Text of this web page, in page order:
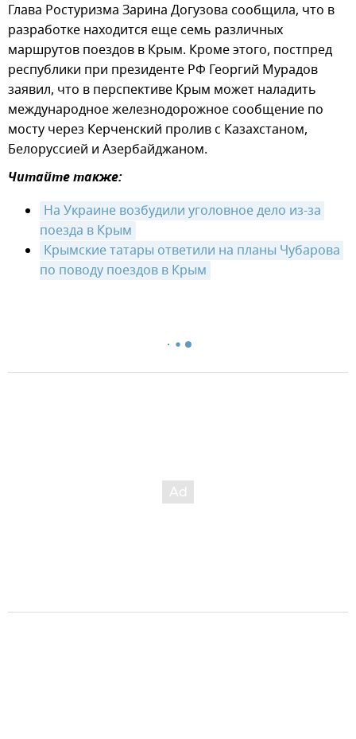
Глава Ростуризма Зарина Догузова сообщила, что в
разработке находится еще семь различных
маршрутов поездов в Крым. Кроме этого, постпред
республики при президенте РФ Георгий Мурадов
заявил, что в перспективе Крым может наладить
международное железнодорожное сообщение по
мосту через Керченский пролив с Казахстаном,
Белоруссией и Азербайджаном.
Читайте также:
На Украине возбудили уголовное дело из-за
поезда в Крым
Крымские татары ответили на планы Чубарова
по поводу поездов в Крым